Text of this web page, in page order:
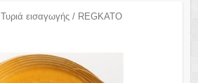
Τυριά εισαγωγής/ REGKATO